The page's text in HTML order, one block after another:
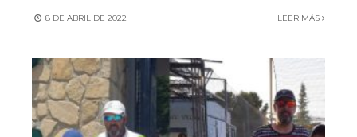
8 DE ABRIL DE 2022 LEER MÁS